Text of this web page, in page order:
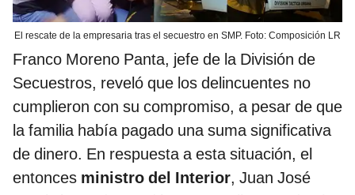
El rescate de la empresaria tras el secuestro en SMP. Foto: Composición LR
Franco Moreno Panta, jefe de la División de
Secuestros, reveló que los delincuentes no
cumplieron con su compromiso, a pesar de que
la familia había pagado una suma significativa
de dinero. En respuesta a esta situación, el
entonces ministro del Interior, Juan José